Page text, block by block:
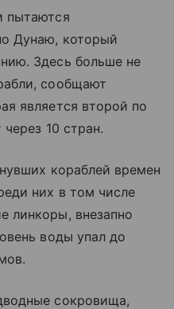
пытаются
Дунаю, который
Здесь больше не
сообщают
является второй по
10 стран.
кораблей времен
них в том числе
линкоры, внезапно
воды упал до
сокровища,